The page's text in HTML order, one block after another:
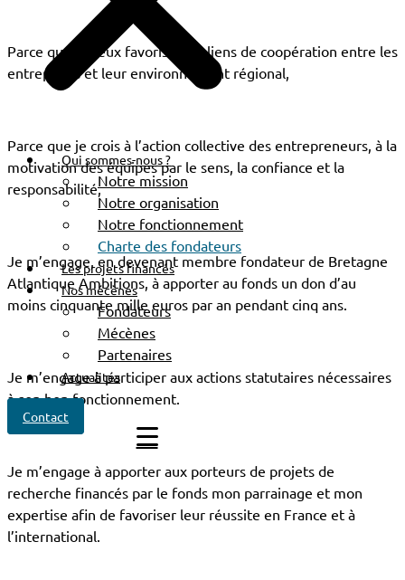
Qui sommes-nous ?
Notre mission
Notre organisation
Notre fonctionnement
Charte des fondateurs
Les projets financés
Nos mécènes
Fondateurs
Mécènes
Partenaires
Actualités
Contact
Parce que je veux favoriser les liens de coopération entre les
entreprises et leur environnement régional,
Parce que je crois à l’action collective des entrepreneurs, à la
motivation des équipes par le sens, la confiance et la
responsabilité,
Je m’engage, en devenant membre fondateur de Bretagne
Atlantique Ambitions, à apporter au fonds un don d’au
moins cinquante mille euros par an pendant cinq ans.
Je m’engage à participer aux actions statutaires nécessaires
à son bon fonctionnement.
Je m’engage à apporter aux porteurs de projets de
recherche financés par le fonds mon parrainage et mon
expertise afin de favoriser leur réussite en France et à
l’international.